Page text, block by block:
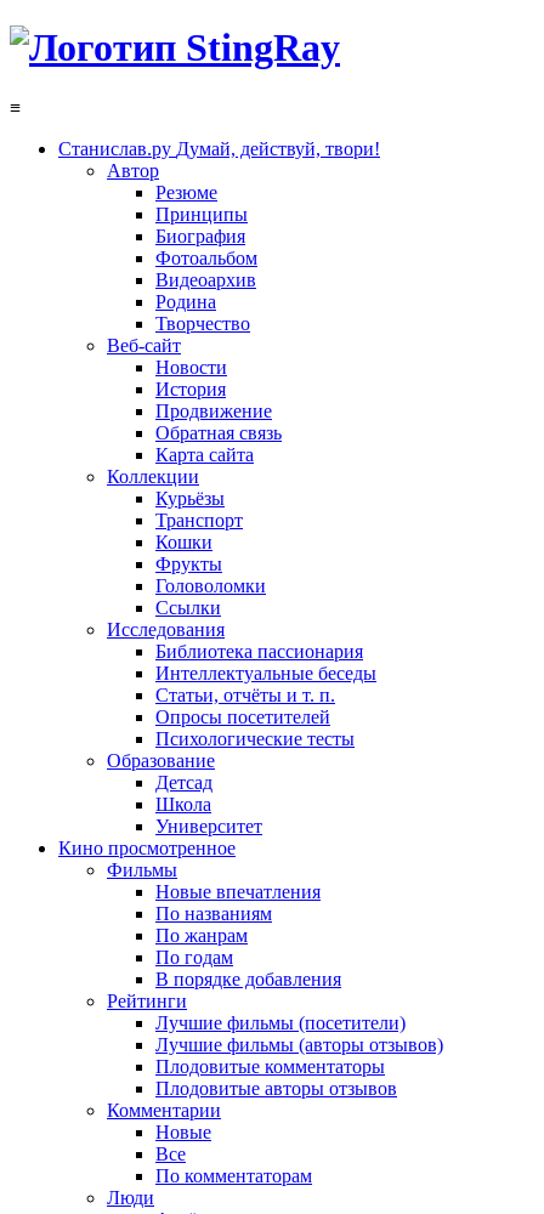
≡
Станислав.ру Думай, действуй, твори!
Автор
Резюме
Принципы
Биография
Фотоальбом
Видеоархив
Родина
Творчество
Веб-сайт
Новости
История
Продвижение
Обратная связь
Карта сайта
Коллекции
Курьёзы
Транспорт
Кошки
Фрукты
Головоломки
Ссылки
Исследования
Библиотека пассионария
Интеллектуальные беседы
Статьи, отчёты и т. п.
Опросы посетителей
Психологические тесты
Образование
Детсад
Школа
Университет
Кино просмотренное
Фильмы
Новые впечатления
По названиям
По жанрам
По годам
В порядке добавления
Рейтинги
Лучшие фильмы (посетители)
Лучшие фильмы (авторы отзывов)
Плодовитые комментаторы
Плодовитые авторы отзывов
Комментарии
Новые
Все
По комментаторам
Люди